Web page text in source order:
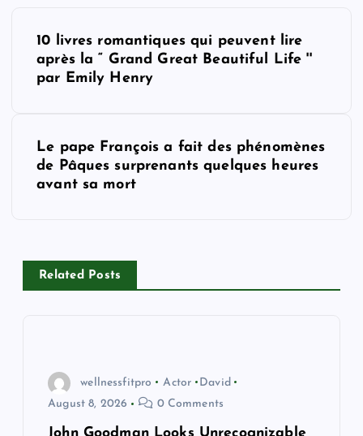
v
10 livres romantiques qui peuvent lire
après la “ Grand Great Beautiful Life ''
par Emily Henry
Le pape François a fait des phénomènes
de Pâques surprenants quelques heures
avant sa mort
Related Posts
wellnessfitpro Actor
David
August 8, 2026
0 Comments